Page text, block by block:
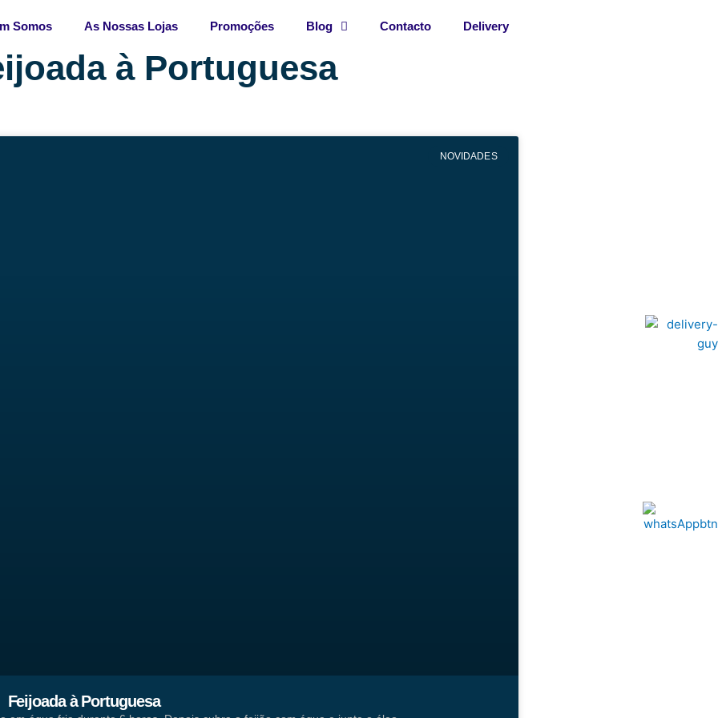
Somos As Nossas Lojas Promoções Blog Contacto Delivery
à Portuguesa
NOVIDADES
Feijoada à Portuguesa